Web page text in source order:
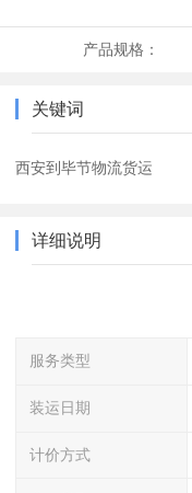
产品规格：
关键词
西安到毕节物流货运
详细说明
服务类型
装运日期
计价方式